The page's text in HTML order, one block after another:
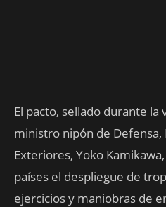
El pacto, sellado durante la
ministro nipón de Defensa,
Exteriores, Yoko
países el despliegue de
ejercicios y maniobras de